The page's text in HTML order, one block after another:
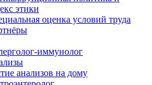
этики
оценка условий труда
иммунолог
анализов на дому